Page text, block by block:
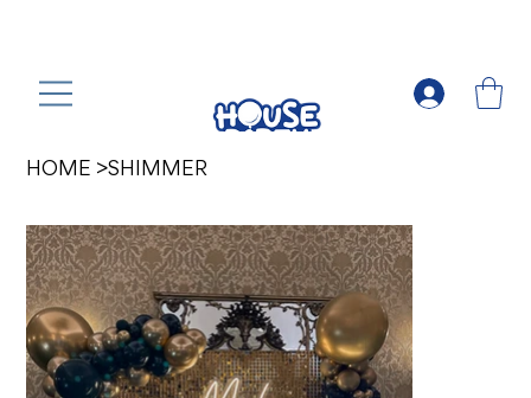
HOME >SHIMMER